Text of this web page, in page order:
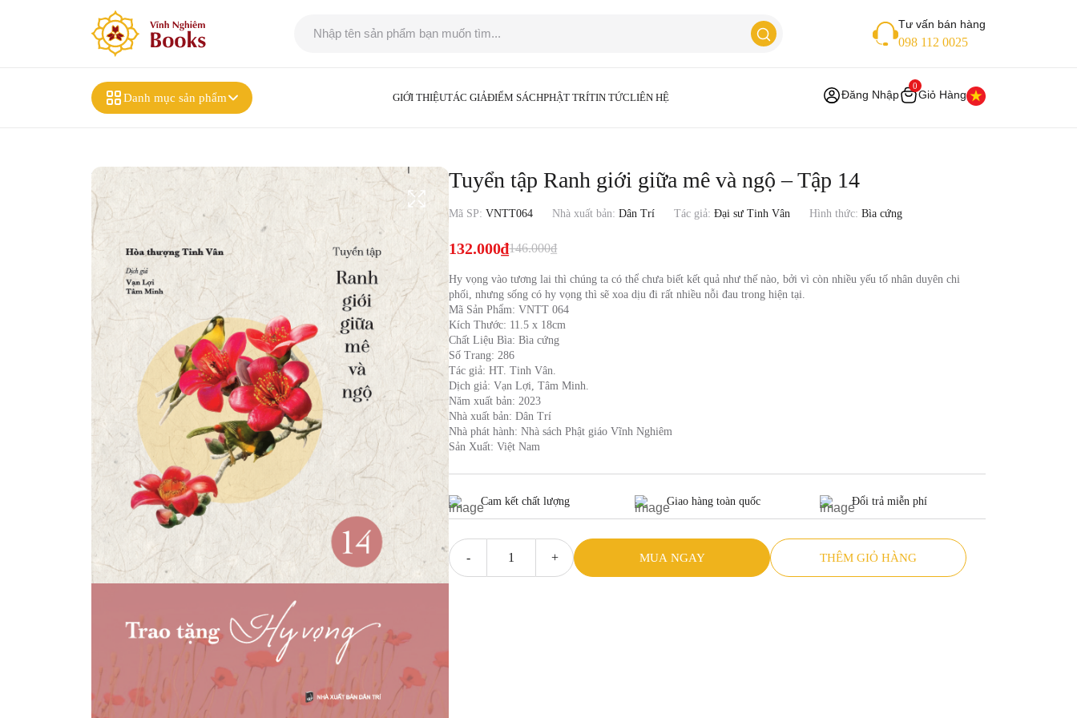
Tư vấn bán hàng
098 112 0025
Danh mục sản phẩm GIỚI THIỆUTÁC GIẢĐIỂM SÁCHPHẬT TRÍTIN TỨCLIÊN HỆ Đăng Nhập Giỏ Hàng
0
Tuyển tập Ranh giới giữa mê và ngộ – Tập 14
Mã SP:VNTT064 Nhà xuất bản:Dân Trí Tác giả:Đại sư Tinh Vân Hình thức:Bìa cứng
132.000₫146.000₫
Hy vọng vào tương lai thì chúng ta có thể chưa biết kết quả như thế nào, bởi vì còn nhiều yếu tố nhân duyên chi
phối, nhưng sống có hy vọng thì sẽ xoa dịu đi rất nhiều nỗi đau trong hiện tại.
Mã Sản Phẩm: VNTT 064
Kích Thước: 11.5 x 18cm
Chất Liệu Bìa: Bìa cứng
Số Trang: 286
Tác giả: HT. Tinh Vân.
Dịch giả: Vạn Lợi, Tâm Minh.
Năm xuất bản: 2023
Nhà xuất bản: Dân Trí
Nhà phát hành: Nhà sách Phật giáo Vĩnh Nghiêm
Sản Xuất: Việt Nam
Cam kết chất lượng Giao hàng toàn quốc Đổi trả miễn phí
Tuyển
MUA NGAY THÊM GIỎ HÀNG